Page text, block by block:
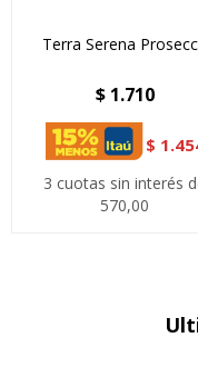
Terra Serena
$ 1.710
$
3 cuotas sin interés
570,00